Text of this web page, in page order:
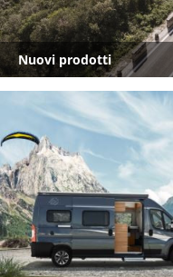
Nuovi prodotti